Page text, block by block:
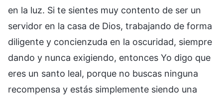
en la luz. Si te sientes muy contento de ser un
servidor en la casa de Dios, trabajando de forma
diligente y concienzuda en la oscuridad, siempre
dando y nunca exigiendo, entonces Yo digo que
eres un santo leal, porque no buscas ninguna
recompensa y estás simplemente siendo una